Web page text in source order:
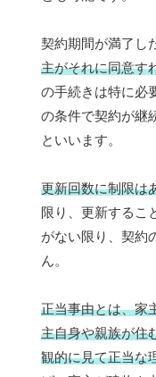
契約期間が満了し
主がそれに同意す
の手続きは特に必
の条件で契約が継
といいます。
更新回数に制限は
限り、更新するこ
がない限り、契約
ん。
正当事由とは、家
主自身や親族が住
観的に見て正当な